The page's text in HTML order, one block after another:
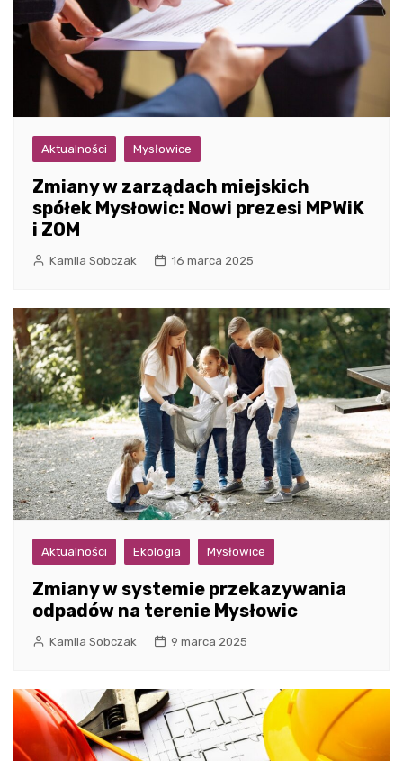
Aktualności Mysłowice
Zmiany w zarządach miejskich
spółek Mysłowic: Nowi prezesi MPWiK
i ZOM
Kamila Sobczak 16 marca 2025
Aktualności Ekologia Mysłowice
Zmiany w systemie przekazywania
odpadów na terenie Mysłowic
Kamila Sobczak 9 marca 2025